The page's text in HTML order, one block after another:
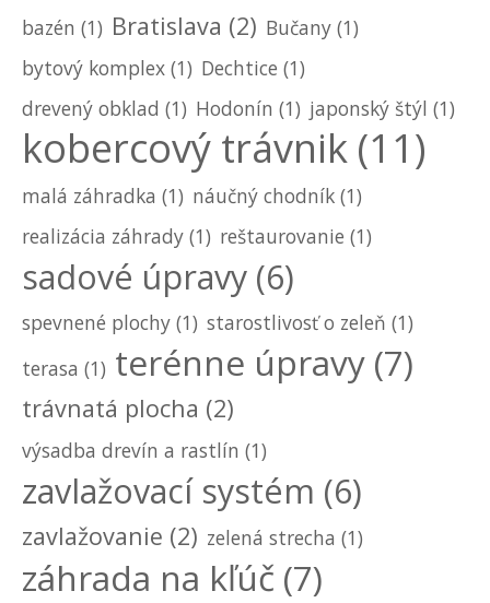
bazén (1) Bratislava (2) Bučany (1)
bytový komplex (1) Dechtice (1)
drevený obklad (1) Hodonín (1) japonský štýl (1)
kobercový trávnik (11)
malá záhradka (1) náučný chodník (1)
realizácia záhrady (1) reštaurovanie (1)
sadové úpravy (6)
spevnené plochy (1) starostlivosť o zeleň (1)
terasa (1) terénne úpravy (7)
trávnatá plocha (2)
výsadba drevín a rastlín (1)
zavlažovací systém (6)
zavlažovanie (2) zelená strecha (1)
záhrada na kľúč (7)